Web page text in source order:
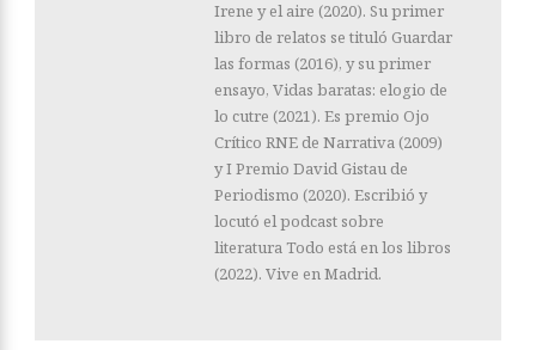
Irene y el aire (2020). Su primer
libro de relatos se tituló Guardar
las formas (2016), y su primer
ensayo, Vidas baratas: elogio de
lo cutre (2021). Es premio Ojo
Crítico RNE de Narrativa (2009)
y I Premio David Gistau de
Periodismo (2020). Escribió y
locutó el podcast sobre
literatura Todo está en los libros
(2022). Vive en Madrid.